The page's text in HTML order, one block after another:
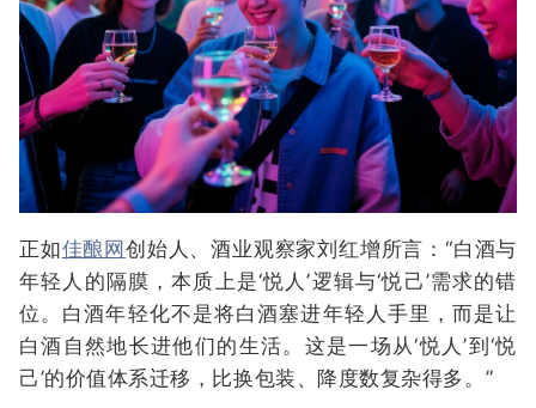
正如佳酿网创始人、酒业观察家刘红增所言：“白酒与
年轻人的隔膜，本质上是‘悦人’逻辑与‘悦己’需求的错
位。白酒年轻化不是将白酒塞进年轻人手里，而是让
白酒自然地长进他们的生活。这是一场从‘悦人’到‘悦
己’的价值体系迁移，比换包装、降度数复杂得多。”